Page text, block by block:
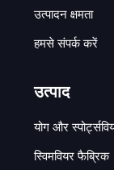
उत्पादन क्षमता
हमसे संपर्क करें
उत्पाद
योग और
स्विमवियर फैब्रिक